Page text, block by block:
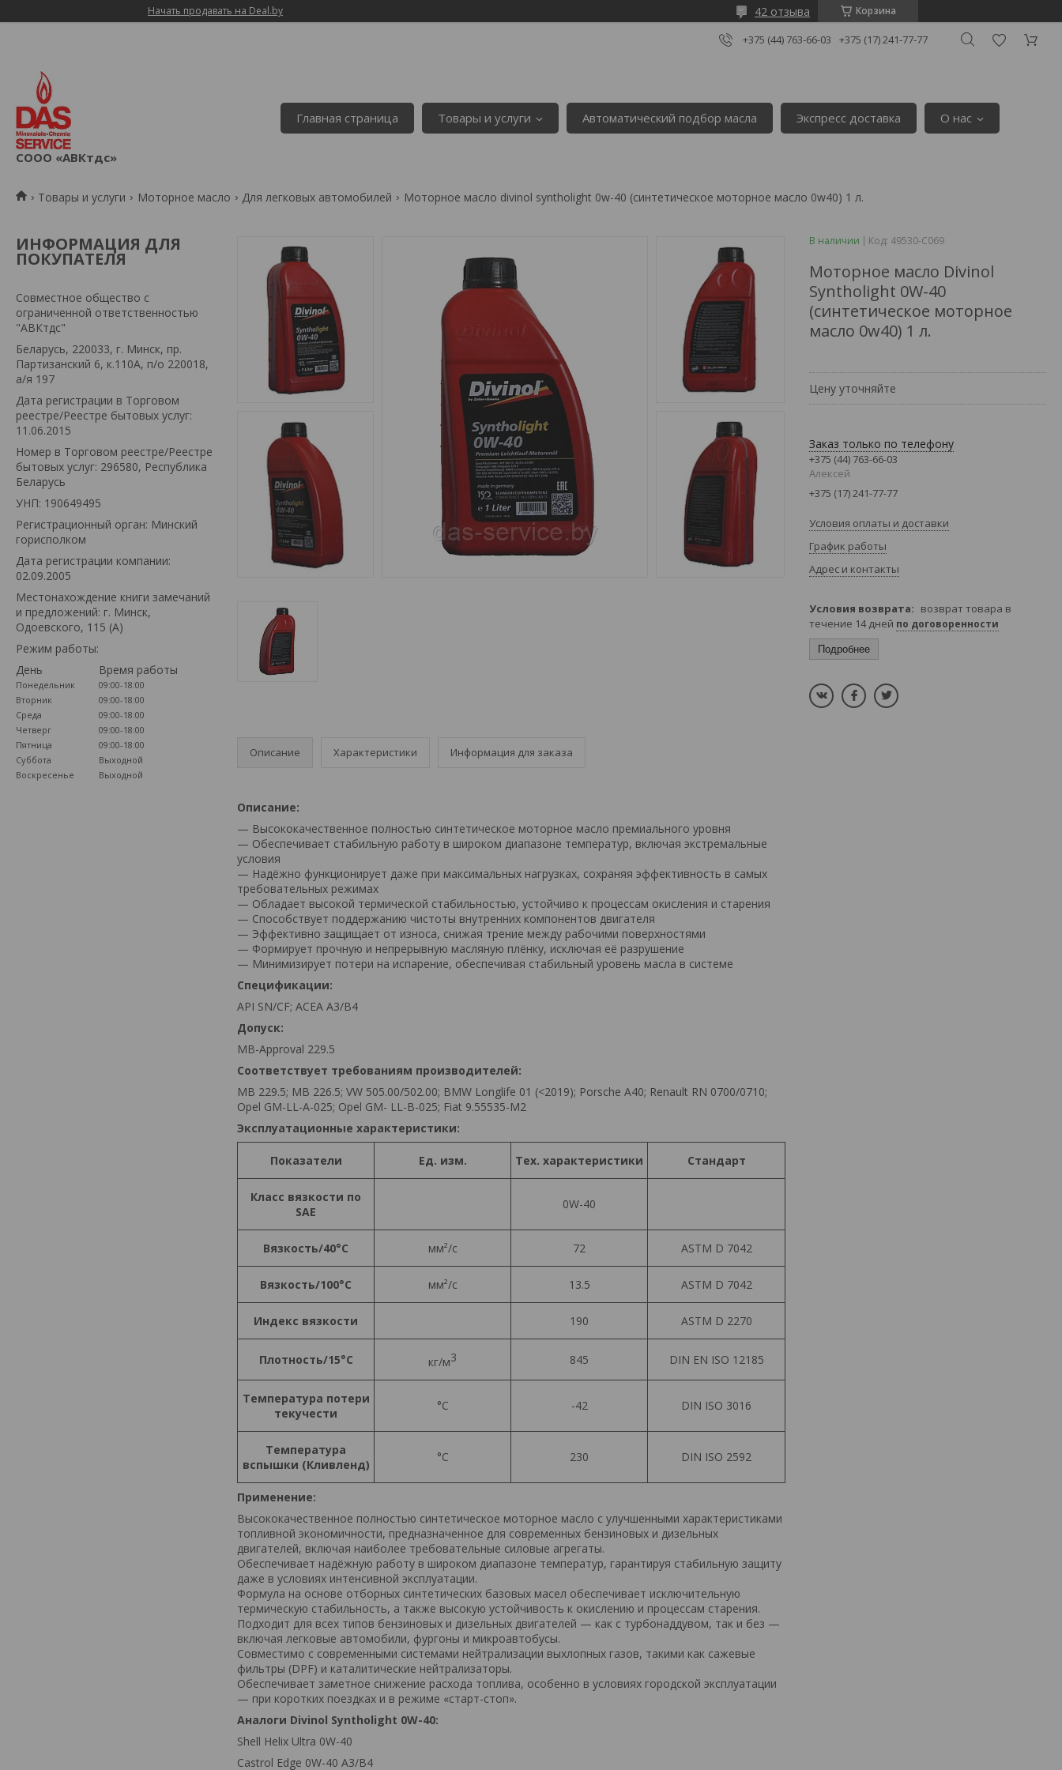
Начать продавать на Deal.by Корзина
42 отзыва
+375 (44) 763-66-03 +375 (17) 241-77-77
СООО «АВКтдс»
Главная страница Товары и услуги Автоматический подбор масла Экспресс доставка О нас
Товары и услуги Моторное масло Для легковых автомобилей Моторное масло divinol syntholight 0w-40 (синтетическое моторное масло 0w40) 1 л.
ИНФОРМАЦИЯ ДЛЯ
ПОКУПАТЕЛЯ
Совместное общество с
ограниченной ответственностью
"АВКтдс"
Беларусь, 220033, г. Минск, пр.
Партизанский 6, к.110А, п/о 220018,
а/я 197
Дата регистрации в Торговом
реестре/Реестре бытовых услуг:
11.06.2015
Номер в Торговом реестре/Реестре
бытовых услуг: 296580, Республика
Беларусь
УНП: 190649495
Регистрационный орган: Минский
горисполком
Дата регистрации компании:
02.09.2005
Местонахождение книги замечаний
и предложений: г. Минск,
Одоевского, 115 (А)
Режим работы:
День
Время работы
Понедельник
09:00-18:00
Вторник
09:00-18:00
Среда
09:00-18:00
Четверг
09:00-18:00
Пятница
09:00-18:00
Суббота
Выходной
Воскресенье
Выходной
Описание Характеристики Информация для заказа
Описание:
— Высококачественное полностью синтетическое моторное масло премиального уровня
— Обеспечивает стабильную работу в широком диапазоне температур, включая экстремальные
условия
— Надёжно функционирует даже при максимальных нагрузках, сохраняя эффективность в самых
требовательных режимах
— Обладает высокой термической стабильностью, устойчиво к процессам окисления и старения
— Способствует поддержанию чистоты внутренних компонентов двигателя
— Эффективно защищает от износа, снижая трение между рабочими поверхностями
— Формирует прочную и непрерывную масляную плёнку, исключая её разрушение
— Минимизирует потери на испарение, обеспечивая стабильный уровень масла в системе
Спецификации:
API SN/CF; ACEA A3/B4
Допуск:
MB-Approval 229.5
Соответствует требованиям производителей:
MB 229.5; MB 226.5; VW 505.00/502.00; BMW Longlife 01 (<2019); Porsche A40; Renault RN 0700/0710;
Opel GM-LL-A-025; Opel GM- LL-B-025; Fiat 9.55535-M2
Эксплуатационные характеристики:
Показатели Ед. изм. Тех. характеристики Стандарт
Класс вязкости по
SAE
0W-40
Вязкость/40°С мм²/с 72 ASTM D 7042
Вязкость/100°С мм²/с 13.5 ASTM D 7042
Индекс вязкости 190 ASTM D 2270
Плотность/15°С кг/м3 845 DIN EN ISO 12185
Температура потери
текучести
°С -42 DIN ISO 3016
Температура
вспышки (Кливленд)
°С 230 DIN ISO 2592
Применение:
Высококачественное полностью синтетическое моторное масло с улучшенными характеристиками
топливной экономичности, предназначенное для современных бензиновых и дизельных
двигателей, включая наиболее требовательные силовые агрегаты.
Обеспечивает надёжную работу в широком диапазоне температур, гарантируя стабильную защиту
даже в условиях интенсивной эксплуатации.
Формула на основе отборных синтетических базовых масел обеспечивает исключительную
термическую стабильность, а также высокую устойчивость к окислению и процессам старения.
Подходит для всех типов бензиновых и дизельных двигателей — как с турбонаддувом, так и без —
включая легковые автомобили, фургоны и микроавтобусы.
Совместимо с современными системами нейтрализации выхлопных газов, такими как сажевые
фильтры (DPF) и каталитические нейтрализаторы.
Обеспечивает заметное снижение расхода топлива, особенно в условиях городской эксплуатации
— при коротких поездках и в режиме «старт-стоп».
Аналоги Divinol Syntholight 0W-40:
Shell Helix Ultra 0W-40
Castrol Edge 0W-40 A3/B4
В наличии Код: 49530-C069
Моторное масло Divinol
Syntholight 0W-40
(синтетическое моторное
масло 0w40) 1 л.
Цену уточняйте
Заказ только по телефону
+375 (44) 763-66-03
Алексей
+375 (17) 241-77-77
Условия оплаты и доставки
График работы
Адрес и контакты
возврат товара в
течение 14 дней по договоренности
Подробнее